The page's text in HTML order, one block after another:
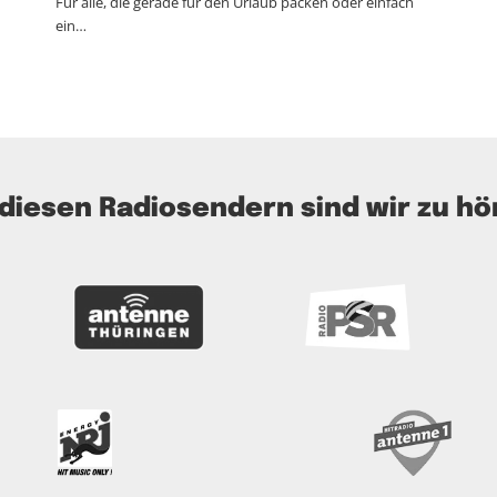
ein…
Radiosendern sind wir zu